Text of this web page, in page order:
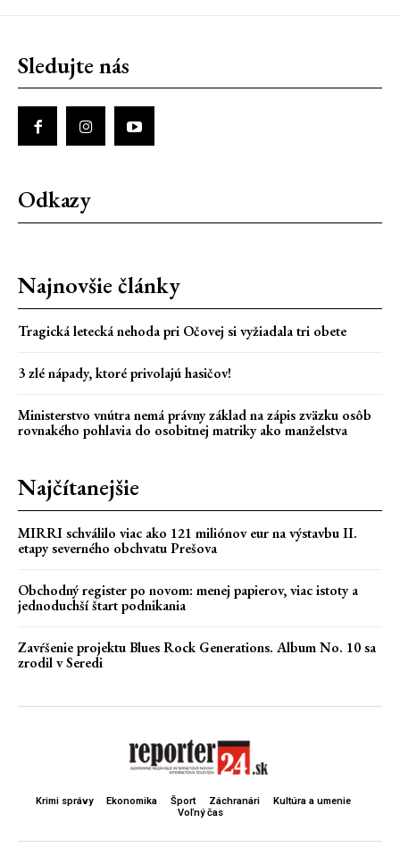
Sledujte nás
Odkazy
Najnovšie články
Tragická letecká nehoda pri Očovej si vyžiadala tri obete
3 zlé nápady, ktoré privolajú hasičov!
Ministerstvo vnútra nemá právny základ na zápis zväzku osôb
rovnakého pohlavia do osobitnej matriky ako manželstva
Najčítanejšie
MIRRI schválilo viac ako 121 miliónov eur na výstavbu II.
etapy severného obchvatu Prešova
Obchodný register po novom: menej papierov, viac istoty a
jednoduchší štart podnikania
Zavŕšenie projektu Blues Rock Generations. Album No. 10 sa
zrodil v Seredi
Krimi správy Ekonomika Šport Záchranári
Kultúra a umenie
Voľný čas